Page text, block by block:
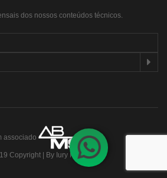
dos nossos conteúdos técnicos.
associado
Copyright | By Iury Pires